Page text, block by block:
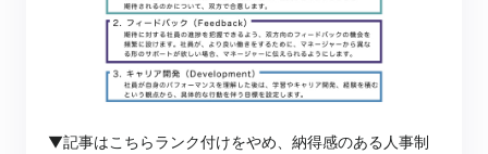
▼記事はこちらランク付けをやめ、納得感のある人事制